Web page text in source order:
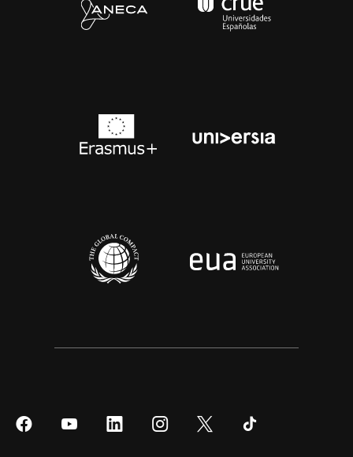
SíguenosSíguenos
SíguenosSíguenos
Síguenos